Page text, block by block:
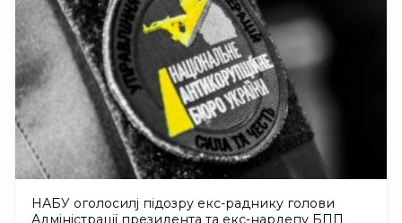
НАБУ оголосилj підозру екс-раднику голови
Адміністрації президента та екс-нардепу БПП